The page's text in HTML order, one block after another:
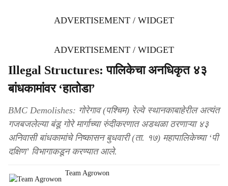
ADVERTISEMENT / WIDGET
ADVERTISEMENT / WIDGET
Illegal Structures: पालिकेचा अनधिकृत ४३
बांधकामांवर ‘हातोडा’
BMC Demolishes: गोरेगाव (पश्चिम) रेल्वे स्थानकाबाहेरील अत्यंत
गजबजलेल्या बंडू गोरे मार्गाच्या रुंदीकरणात अडथळा ठरणाऱ्या ४३
अनिवासी बांधकामांचे निष्कासन बुधवारी (ता. १७) महापालिकेच्या ‘पी
दक्षिण’ विभागाकडून करण्यात आले.
Team Agrowon